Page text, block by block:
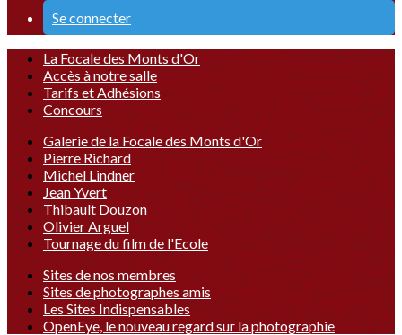
Se connecter
La Focale des Monts d'Or
Accès à notre salle
Tarifs et Adhésions
Concours
Galerie de la Focale des Monts d'Or
Pierre Richard
Michel Lindner
Jean Yvert
Thibault Douzon
Olivier Arguel
Tournage du film de l'Ecole
Sites de nos membres
Sites de photographes amis
Les Sites Indispensables
OpenEye, le nouveau regard sur la photographie